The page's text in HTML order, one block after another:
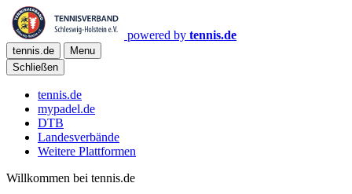
powered by tennis.de
tennis.de
Menu
Schließen
tennis.de
mypadel.de
DTB
Landesverbände
Weitere Plattformen
Willkommen bei tennis.de